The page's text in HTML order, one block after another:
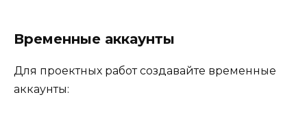
Временные аккаунты
Для проектных работ создавайте временные
аккаунты: